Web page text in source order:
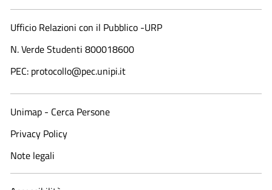
Ufficio Relazioni con il Pubblico -URP
N. Verde Studenti 800018600​
PEC: protocollo@pec.unipi.it
Unimap - Cerca Persone
Privacy Policy
Note legali